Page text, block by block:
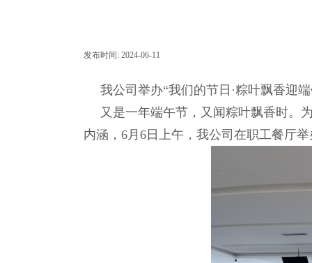
发布时间: 2024-06-11
我公司举办“我们的节日·粽叶飘香迎
又是一年端午节，又闻粽叶飘香时。
内涵，6月6日上午，我公司在职工餐厅